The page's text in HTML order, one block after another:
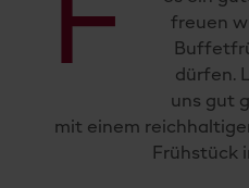
F
freuen
dürfen.
uns gut
mit einem
Frühstück